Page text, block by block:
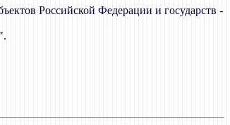
Российской Федерации и государств -